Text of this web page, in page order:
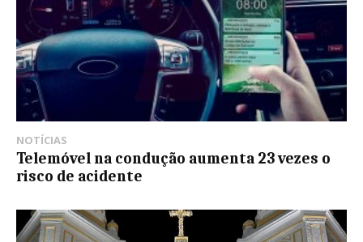
NOTÍCIAS
Telemóvel na condução aumenta 23 vezes o
risco de acidente